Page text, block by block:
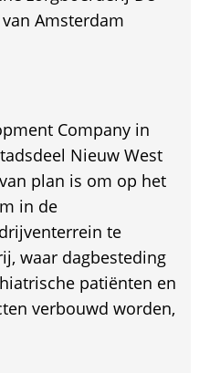
Amsterdam
Company in
Nieuw West
plan is om op het
in de
te
waar dagbesteding
patiënten en
verbouwd worden,